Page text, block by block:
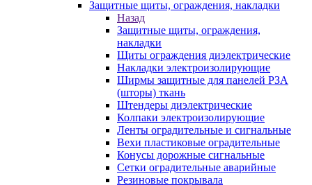
Защитные щиты, ограждения, накладки
Назад
Защитные щиты, ограждения,
накладки
Щиты ограждения диэлектрические
Накладки электроизолирующие
Ширмы защитные для панелей РЗА
(шторы) ткань
Штендеры диэлектрические
Колпаки электроизолирующие
Ленты оградительные и сигнальные
Вехи пластиковые оградительные
Конусы дорожные сигнальные
Сетки оградительные аварийные
Резиновые покрывала